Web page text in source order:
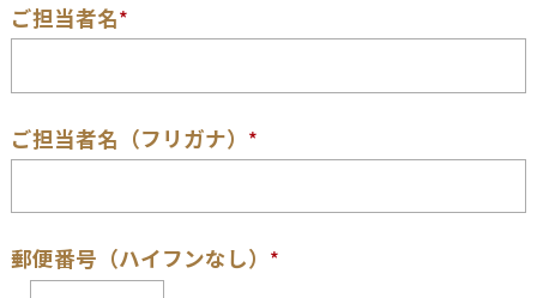
ご担当者名*
ご担当者名（フリガナ） *
郵便番号（ハイフンなし） *